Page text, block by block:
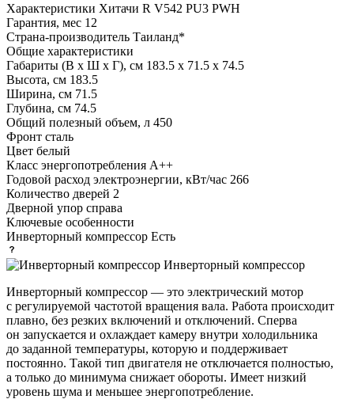
Характеристики Хитачи R V542 PU3 PWH
Гарантия, мес 12
Страна-производитель Таиланд*
Общие характеристики
Габариты (В х Ш х Г), см 183.5 х 71.5 х 74.5
Высота, см 183.5
Ширина, см 71.5
Глубина, см 74.5
Общий полезный объем, л 450
Фронт сталь
Цвет белый
Класс энергопотребления A++
Годовой расход электроэнергии, кВт/час 266
Количество дверей 2
Дверной упор справа
Ключевые особенности
Инверторный компрессор Есть
Инверторный компрессор
Инверторный компрессор — это электрический мотор
с регулируемой частотой вращения вала. Работа происходит
плавно, без резких включений и отключений. Сперва
он запускается и охлаждает камеру внутри холодильника
до заданной температуры, которую и поддерживает
постоянно. Такой тип двигателя не отключается полностью,
а только до минимума снижает обороты. Имеет низкий
уровень шума и меньшее энергопотребление.